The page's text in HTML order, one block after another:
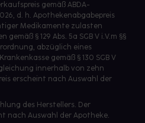
gemäß ABDA-
d. h. Apothekenabgabepreis
Medikamente zulasten
§ 129 Abs. 5a SGB V i.V.m §§
abzüglich eines
gemäß § 130 SGB V
innerhalb von zehn
erscheint nach Auswahl der
des Herstellers. Der
nach Auswahl der Apotheke.